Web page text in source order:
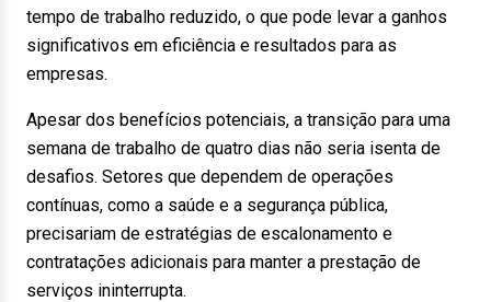
tempo de trabalho reduzido, o que pode levar a ganhos
significativos em eficiência e resultados para as
empresas.
Apesar dos benefícios potenciais, a transição para uma
semana de trabalho de quatro dias não seria isenta de
desafios. Setores que dependem de operações
contínuas, como a saúde e a segurança pública,
precisariam de estratégias de escalonamento e
contratações adicionais para manter a prestação de
serviços ininterrupta.